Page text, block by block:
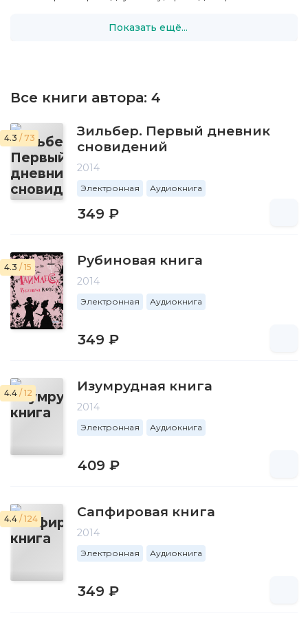
Показать ещё...
Все книги автора: 4
4.3 / 73
Зильбер. Первый дневник
сновидений
2014
Электронная Аудиокнига
349 ₽
4.3 / 15 Рубиновая книга
2014
Электронная Аудиокнига
349 ₽
4.4 / 12 Изумрудная книга
2014
Электронная Аудиокнига
409 ₽
4.4 / 124 Сапфировая книга
2014
Электронная Аудиокнига
349 ₽